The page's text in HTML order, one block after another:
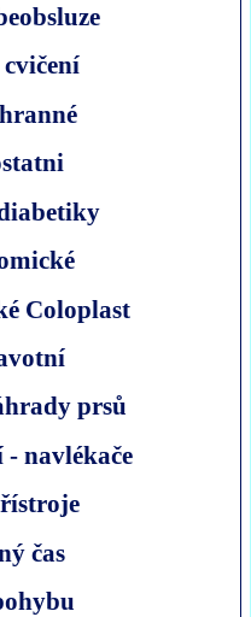
Coloplast
prsů
- navlékače
čas